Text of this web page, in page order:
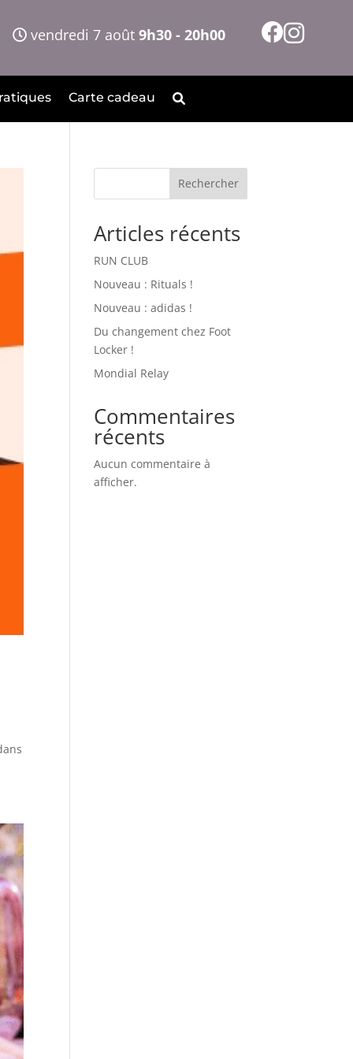
vendredi 7 août 9h30 - 20h00
Carte cadeau
Rechercher
Articles récents
RUN CLUB
Nouveau : Rituals !
Nouveau : adidas !
Du changement chez Foot
Locker !
Mondial Relay
Commentaires
récents
Aucun commentaire à
afficher.